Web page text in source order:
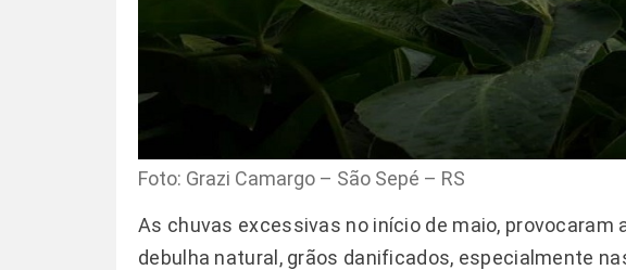
Foto: Grazi Camargo – São Sepé – RS
As chuvas excessivas no início de maio, provocaram
debulha natural, grãos danificados, especialmente